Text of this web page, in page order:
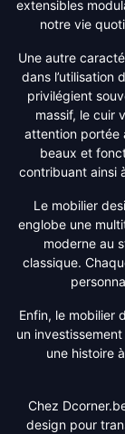
extensibles
notre vie
Une autre
dans l’utilisation
privilégient
massif, le cuir
attention portée
beaux et
contribuant ainsi
Le mobilier
englobe une
moderne au
classique.
Enfin, le mobilier
un
une histoire
Chez
design pour